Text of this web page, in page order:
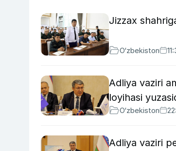
Jizzax
O‘zbekiston
Adliya vaziri
loyihasi
O‘zbekiston
Adliya vaziri